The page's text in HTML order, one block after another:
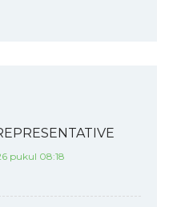
pukul 08:18